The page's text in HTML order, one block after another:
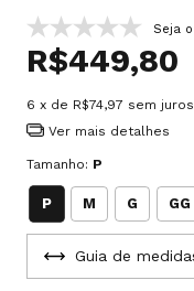
Seja
R$449,80
6 x de R$74,97 sem juros
Ver mais detalhes
Tamanho: P
P M G GG
Guia de